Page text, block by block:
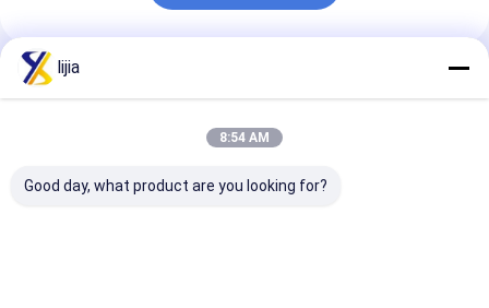
Productos Recomendados
lijia
8:54 AM
Good day, what product are you looking for?